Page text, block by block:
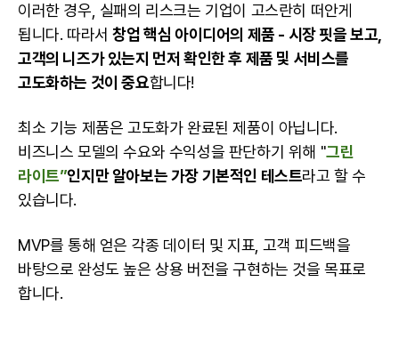
이러한 경우, 실패의 리스크는 기업이 고스란히 떠안게
됩니다. 따라서창업 핵심 아이디어의 제품 - 시장 핏을 보고,
고객의 니즈가 있는지 먼저 확인한 후 제품 및 서비스를
고도화하는 것이 중요합니다!
최소 기능 제품은 고도화가 완료된 제품이 아닙니다.
비즈니스 모델의 수요와 수익성을 판단하기 위해 "그린
라이트”인지만 알아보는 가장 기본적인 테스트라고 할 수
있습니다.
MVP를 통해 얻은 각종 데이터 및 지표, 고객 피드백을
바탕으로 완성도 높은 상용 버전을 구현하는 것을 목표로
합니다.